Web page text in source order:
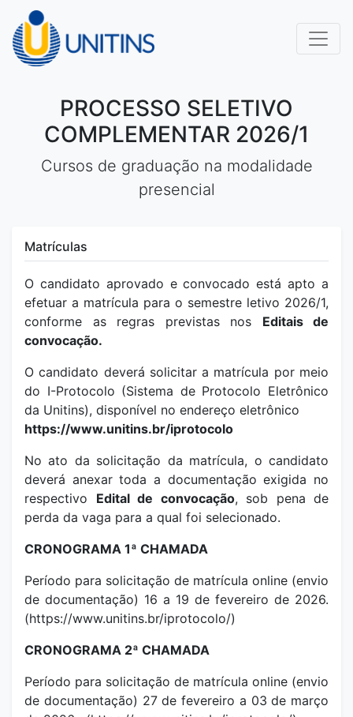
PROCESSO SELETIVO
COMPLEMENTAR 2026/1
Cursos de graduação na modalidade
presencial
Matrículas
O candidato aprovado e convocado está apto a
efetuar a matrícula para o semestre letivo 2026/1,
conforme as regras previstas nos Editais de
convocação.
O candidato deverá solicitar a matrícula por meio
do I-Protocolo (Sistema de Protocolo Eletrônico
da Unitins), disponível no endereço eletrônico
https://www.unitins.br/iprotocolo
No ato da solicitação da matrícula, o candidato
deverá anexar toda a documentação exigida no
respectivo Edital de convocação, sob pena de
perda da vaga para a qual foi selecionado.
CRONOGRAMA 1ª CHAMADA
Período para solicitação de matrícula online (envio
de documentação) 16 a 19 de fevereiro de 2026.
(https://www.unitins.br/iprotocolo/)
CRONOGRAMA 2ª CHAMADA
Período para solicitação de matrícula online (envio
de documentação) 27 de fevereiro a 03 de março